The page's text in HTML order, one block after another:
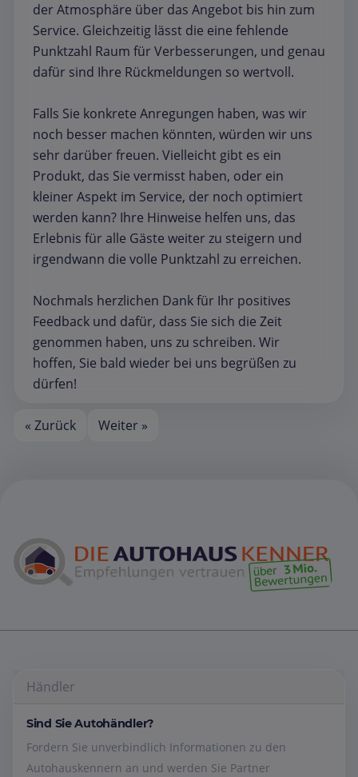
der Atmosphäre über das Angebot bis hin zum
Service. Gleichzeitig lässt die eine fehlende
Punktzahl Raum für Verbesserungen, und genau
dafür sind Ihre Rückmeldungen so wertvoll.
Falls Sie konkrete Anregungen haben, was wir
noch besser machen könnten, würden wir uns
sehr darüber freuen. Vielleicht gibt es ein
Produkt, das Sie vermisst haben, oder ein
kleiner Aspekt im Service, der noch optimiert
werden kann? Ihre Hinweise helfen uns, das
Erlebnis für alle Gäste weiter zu steigern und
irgendwann die volle Punktzahl zu erreichen.
Nochmals herzlichen Dank für Ihr positives
Feedback und dafür, dass Sie sich die Zeit
genommen haben, uns zu schreiben. Wir
hoffen, Sie bald wieder bei uns begrüßen zu
dürfen!
« Zurück Weiter »
Händler
Sind Sie Autohändler?
Fordern Sie unverbindlich Informationen zu den
Autohauskennern an und werden Sie Partner